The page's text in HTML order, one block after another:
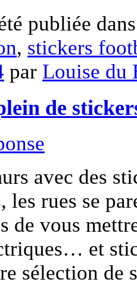
publiée
, stickers
par Louise du
de
avec des
les rues se
de vous
et
sélection